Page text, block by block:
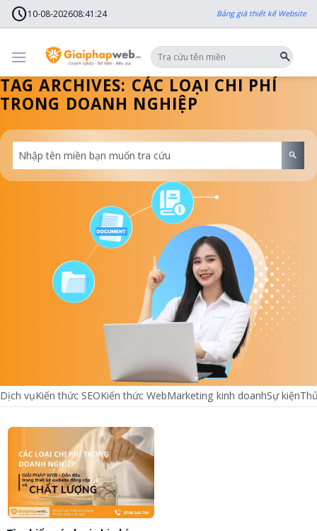
contentschedule10-08-202608:41 :24 Bảng giá thiết kế Website
TAG ARCHIVES: CÁC LOẠI CHI PHÍ
TRONG DOANH NGHIỆP
Dịch vụKiến thức SEOKiến thức WebMarketing kinh doanhSự kiện